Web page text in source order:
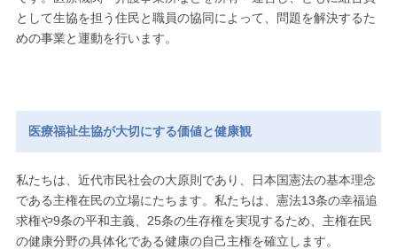
として生協を担う住民と職員の協同によって、問題を解決するた
めの事業と運動を行います。
医療福祉生協が大切にする価値と健康観
私たちは、近代市民社会の大原則であり、日本国憲法の基本理念
である主権在民の立場にたちます。私たちは、憲法13条の幸福追
求権や9条の平和主義、25条の生存権を実現するため、主権在民
の健康分野の具体化である健康の自己主権を確立します。